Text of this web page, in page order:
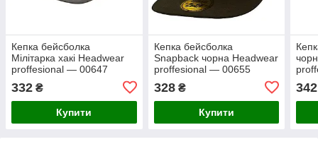
Кепка бейсболка
Мілітарка хакі Headwear
proffesional — 00647
332 ₴
Купити
Кепка бейсболка
Snapback чорна Headwear
proffesional — 00655
328₴
Купити
342